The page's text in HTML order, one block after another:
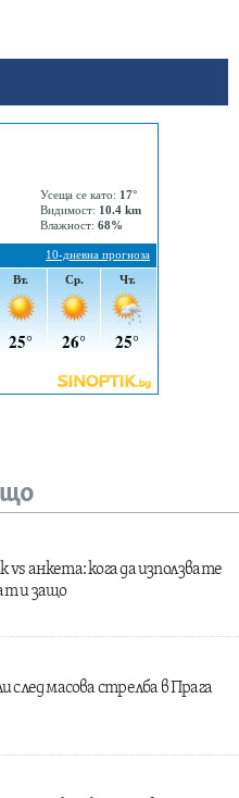
vs анкета: кога да използвате
и защо
след масова стрелба в Прага